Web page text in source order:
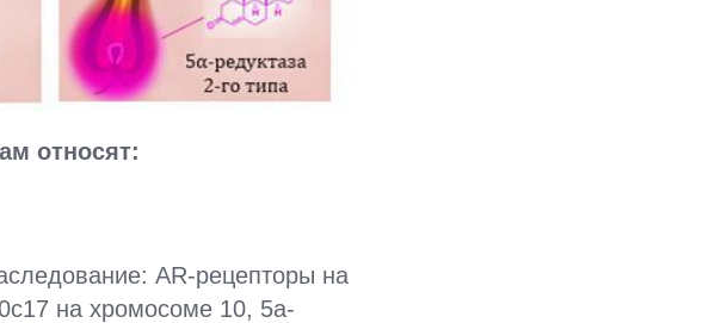
относят:
AR-рецепторы на
на хромосоме 10, 5a-